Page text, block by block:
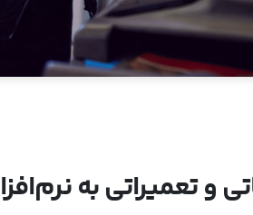
و تعمیراتی به